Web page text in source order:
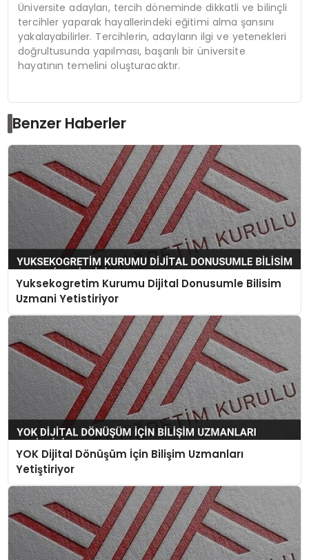
Üniversite adayları, tercih döneminde dikkatli ve bilinçli
tercihler yaparak hayallerindeki eğitimi alma şansını
yakalayabilirler. Tercihlerin, adayların ilgi ve yetenekleri
doğrultusunda yapılması, başarılı bir üniversite
hayatının temelini oluşturacaktır.
Benzer Haberler
Yuksekogretim Kurumu Dijital Donusumle Bilisim
Uzmani Yetistiriyor
YOK Dijital Dönüşüm İçin Bilişim Uzmanları
Yetiştiriyor